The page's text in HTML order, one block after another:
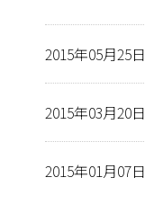
2015年05月25日
2015年03月20日
2015年01月07日